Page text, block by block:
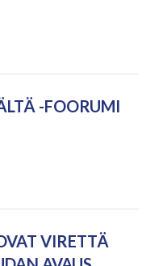
-FOORUMI
VIRETTÄ